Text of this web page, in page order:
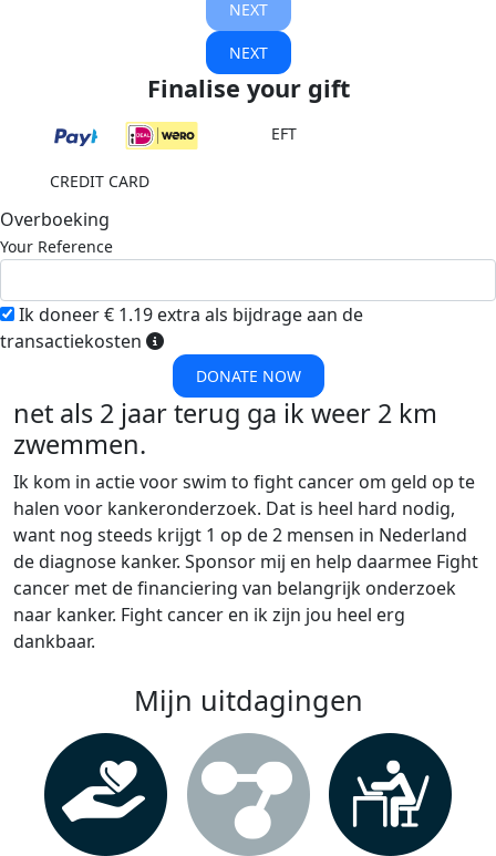
NEXT
NEXT
Finalise your gift
EFT
CREDIT CARD
Overboeking
Your Reference
Ik doneer € 1.19 extra als bijdrage aan de
transactiekosten
DONATE NOW
net als 2 jaar terug ga ik weer 2 km
zwemmen.
Ik kom in actie voor swim to fight cancer om geld op te
halen voor kankeronderzoek. Dat is heel hard nodig,
want nog steeds krijgt 1 op de 2 mensen in Nederland
de diagnose kanker. Sponsor mij en help daarmee Fight
cancer met de financiering van belangrijk onderzoek
naar kanker. Fight cancer en ik zijn jou heel erg
dankbaar.
Mijn uitdagingen